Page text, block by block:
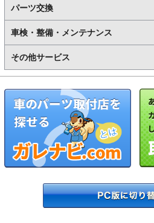
パーツ交換
車検・整備・メンテナンス
その他サービス